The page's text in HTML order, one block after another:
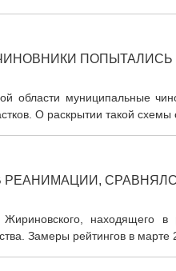
ПОПЫТАЛИСЬ
области муниципальные
О раскрытии такой схемы
находящего в
Замеры рейтингов в марте